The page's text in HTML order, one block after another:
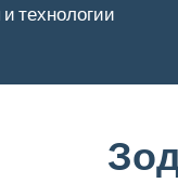
технологии